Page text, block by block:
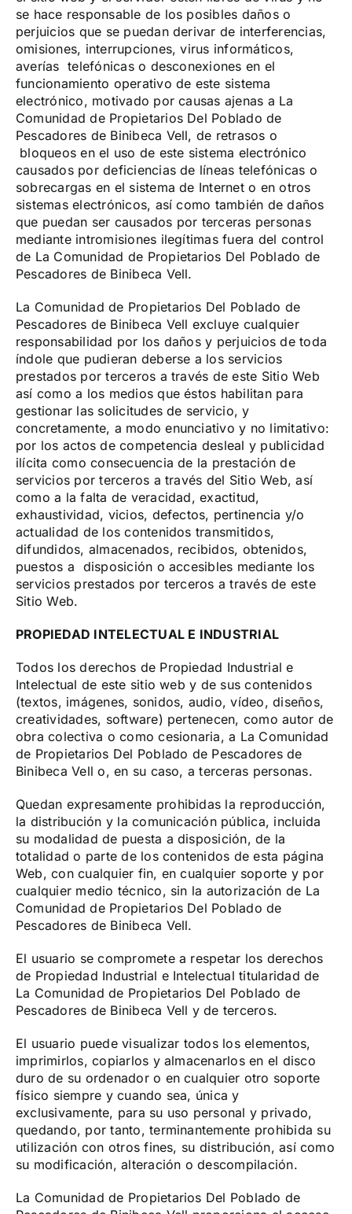
se hace responsable de los posibles daños o
perjuicios que se puedan derivar de interferencias,
omisiones, interrupciones, virus informáticos,
averías telefónicas o desconexiones en el
funcionamiento operativo de este sistema
electrónico, motivado por causas ajenas a La
Comunidad de Propietarios Del Poblado de
Pescadores de Binibeca Vell, de retrasos o
bloqueos en el uso de este sistema electrónico
causados por deficiencias de líneas telefónicas o
sobrecargas en el sistema de Internet o en otros
sistemas electrónicos, así como también de daños
que puedan ser causados por terceras personas
mediante intromisiones ilegítimas fuera del control
de La Comunidad de Propietarios Del Poblado de
Pescadores de Binibeca Vell.
La Comunidad de Propietarios Del Poblado de
Pescadores de Binibeca Vell excluye cualquier
responsabilidad por los daños y perjuicios de toda
índole que pudieran deberse a los servicios
prestados por terceros a través de este Sitio Web
así como a los medios que éstos habilitan para
gestionar las solicitudes de servicio, y
concretamente, a modo enunciativo y no limitativo:
por los actos de competencia desleal y publicidad
ilícita como consecuencia de la prestación de
servicios por terceros a través del Sitio Web, así
como a la falta de veracidad, exactitud,
exhaustividad, vicios, defectos, pertinencia y/o
actualidad de los contenidos transmitidos,
difundidos, almacenados, recibidos, obtenidos,
puestos a disposición o accesibles mediante los
servicios prestados por terceros a través de este
Sitio Web.
PROPIEDAD INTELECTUAL E INDUSTRIAL
Todos los derechos de Propiedad Industrial e
Intelectual de este sitio web y de sus contenidos
(textos, imágenes, sonidos, audio, vídeo, diseños,
creatividades, software) pertenecen, como autor de
obra colectiva o como cesionaria, a La Comunidad
de Propietarios Del Poblado de Pescadores de
Binibeca Vell o, en su caso, a terceras personas.
Quedan expresamente prohibidas la reproducción,
la distribución y la comunicación pública, incluida
su modalidad de puesta a disposición, de la
totalidad o parte de los contenidos de esta página
Web, con cualquier fin, en cualquier soporte y por
cualquier medio técnico, sin la autorización de La
Comunidad de Propietarios Del Poblado de
Pescadores de Binibeca Vell.
El usuario se compromete a respetar los derechos
de Propiedad Industrial e Intelectual titularidad de
La Comunidad de Propietarios Del Poblado de
Pescadores de Binibeca Vell y de terceros.
El usuario puede visualizar todos los elementos,
imprimirlos, copiarlos y almacenarlos en el disco
duro de su ordenador o en cualquier otro soporte
físico siempre y cuando sea, única y
exclusivamente, para su uso personal y privado,
quedando, por tanto, terminantemente prohibida su
utilización con otros fines, su distribución, así como
su modificación, alteración o descompilación.
La Comunidad de Propietarios Del Poblado de